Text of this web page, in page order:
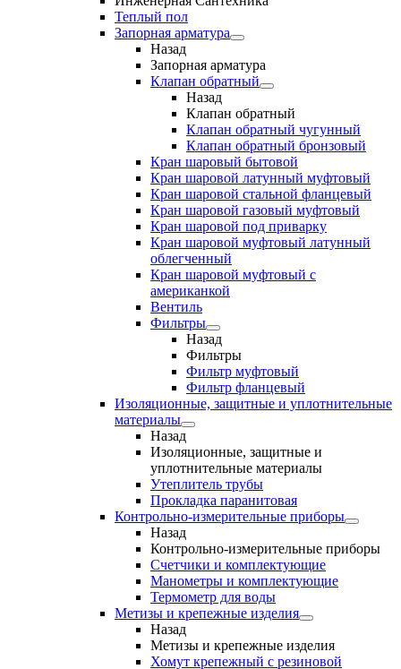
Теплый пол
Запорная арматура
Назад
Запорная арматура
Клапан обратный
Назад
Клапан обратный
Клапан обратный чугунный
Клапан обратный бронзовый
Кран шаровый бытовой
Кран шаровой латунный муфтовый
Кран шаровой стальной фланцевый
Кран шаровой газовый муфтовый
Кран шаровой под приварку
Кран шаровой муфтовый латунный
облегченный
Кран шаровой муфтовый с
американкой
Вентиль
Фильтры
Назад
Фильтры
Фильтр муфтовый
Фильтр фланцевый
Изоляционные, защитные и уплотнительные
материалы
Назад
Изоляционные, защитные и
уплотнительные материалы
Утеплитель трубы
Прокладка паранитовая
Контрольно-измерительные приборы
Назад
Контрольно-измерительные приборы
Счетчики и комплектующие
Манометры и комплектующие
Термометр для воды
Метизы и крепежные изделия
Назад
Метизы и крепежные изделия
Хомут крепежный с резиновой